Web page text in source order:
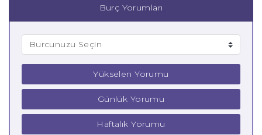
Burç Yorumları
Yükselen Yorumu
Günlük Yorumu
Haftalık Yorumu